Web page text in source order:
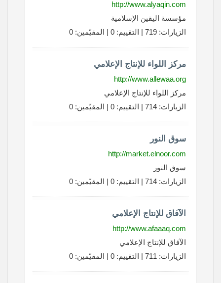
http://www.alyaqin.com
مؤسسة اليقين الإسلامية
الزيارات: 719 | التقييم: 0 | المقيّمين: 0
مركز اللواء للإنتاج الإعلامي
http://www.allewaa.org
مركز اللواء للإنتاج الإعلامي
الزيارات: 714 | التقييم: 0 | المقيّمين: 0
سوق النور
http://market.elnoor.com
سوق النور
الزيارات: 714 | التقييم: 0 | المقيّمين: 0
الآفاق للإنتاج الإعلامي
http://www.afaaaq.com
الآفاق للإنتاج الإعلامي
الزيارات: 711 | التقييم: 0 | المقيّمين: 0